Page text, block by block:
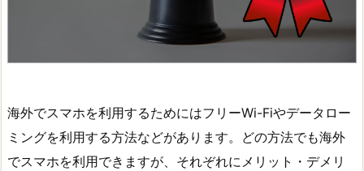
海外でスマホを利用するためにはフリーWi-Fiやデータロー
ミングを利用する方法などがあります。どの方法でも海外
でスマホを利用できますが、それぞれにメリット・デメリ